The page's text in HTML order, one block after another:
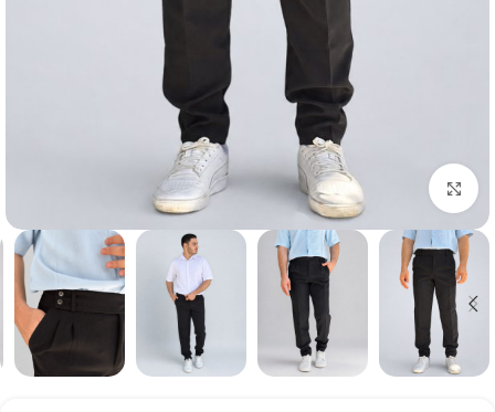
بزرگنمایی تصویر